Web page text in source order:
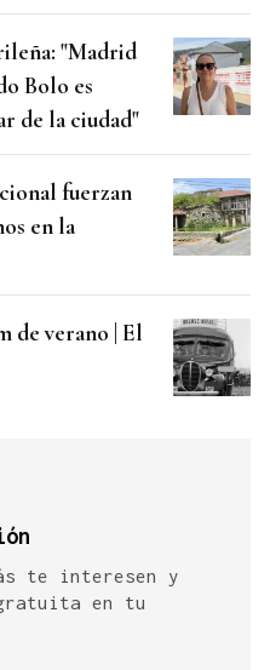
"Madrid
Bolo es
de la ciudad"
fuerzan
en la
de verano | El
te interesen y
en tu